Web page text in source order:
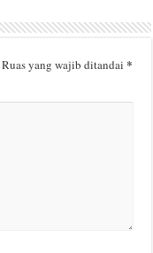
Ruas yang wajib ditandai*